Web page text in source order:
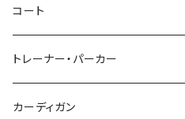
46/M
48/L
50/XL～
～44/S
46/M
48/L
コート
～44/S
46/M
トレーナー・パーカー
～44/S
カーディガン